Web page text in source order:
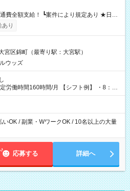
） ┗働いたその日に現金GET♪ お仕事後はコ
を引き落とせます！ 【試用期間】試
り
宮区錦町（最寄り駅：大宮駅）
ウッズ
時間/月 【シフト例】 ・8：00
いOK / 副業・WワークOK / 10名以上の大量
応募する 詳細へ